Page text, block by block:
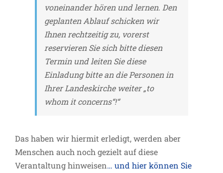
voneinander hören und lernen. Den
geplanten Ablauf schicken wir
Ihnen rechtzeitig zu, vorerst
reservieren Sie sich bitte diesen
Termin und leiten Sie diese
Einladung bitte an die Personen in
Ihrer Landeskirche weiter „to
whom it concerns“!“
Das haben wir hiermit erledigt, werden aber
Menschen auch noch gezielt auf diese
Verantaltung hinweisen… und hier können Sie